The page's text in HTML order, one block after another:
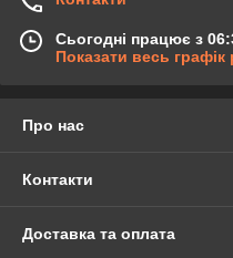
Сьогодні працює з
Показати весь графік
Про нас
Контакти
Доставка та оплата